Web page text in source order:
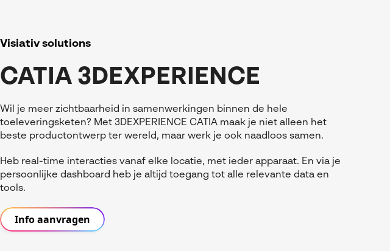
Visiativ solutions
CATIA 3DEXPERIENCE
Wil je meer zichtbaarheid in samenwerkingen binnen de hele
toeleveringsketen? Met 3DEXPERIENCE CATIA maak je niet alleen het
beste productontwerp ter wereld, maar werk je ook naadloos samen.
Heb real-time interacties vanaf elke locatie, met ieder apparaat. En via je
persoonlijke dashboard heb je altijd toegang tot alle relevante data en
tools.
Info aanvragen